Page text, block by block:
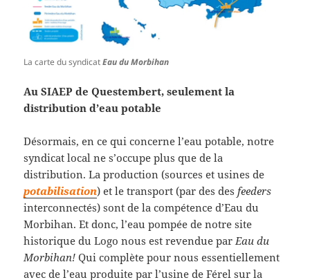
La carte du syndicatEau du Morbihan
Au SIAEP de Questembert, seulement la
distribution d’eau potable
Désormais, en ce qui concerne l’eau potable, notre
syndicat local ne s’occupe plus que de la
distribution. La production (sources et usines de
potabilisation) et le transport (par des desfeeders
interconnectés) sont de la compétence d’Eau du
Morbihan. Et donc, l’eau pompée de notre site
historique du Logo nous est revendue parEau du
Morbihan! Qui complète pour nous essentiellement
avec de l’eau produite par l’usine de Férel sur la